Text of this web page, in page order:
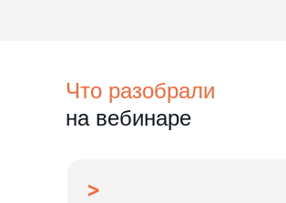
Что разобрали
на вебинаре
>